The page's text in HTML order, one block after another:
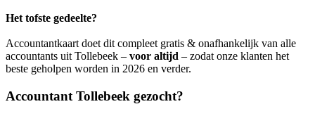
Het tofste gedeelte?
Accountantkaart doet dit compleet gratis & onafhankelijk van alle
accountants uit Tollebeek – voor altijd – zodat onze klanten het
beste geholpen worden in 2026 en verder.
Accountant Tollebeek gezocht?